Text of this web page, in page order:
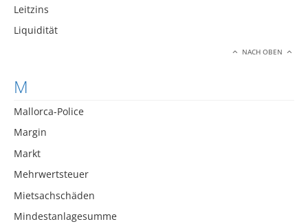
Leitzins
Liquidität
NACH OBEN
M
Mallorca-Police
Margin
Markt
Mehrwertsteuer
Mietsachschäden
Mindestanlagesumme